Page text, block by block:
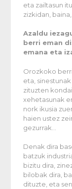
eta zailtasun
zizkidan,
Azaldu
berri eman
emana eta
Orozkoko
eta,
zituzten
xehetasunak
nork ikusia
haien ustez
gezurrak…
Denak dira
batzuk
bizitu dira,
bilobak dira,
dituzte, eta